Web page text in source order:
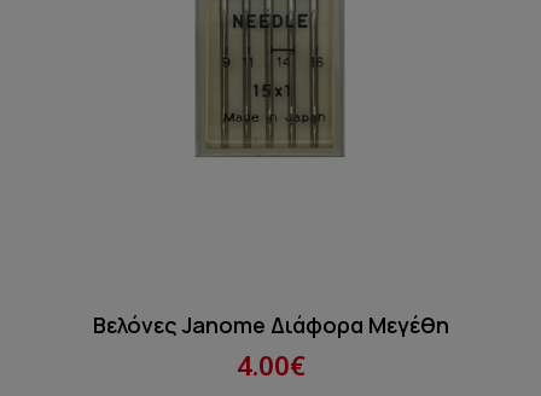
Βελόνες Janome Διάφορα Μεγέθη
4.00€